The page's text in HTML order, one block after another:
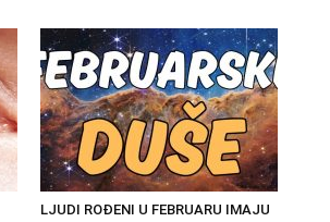
LJUDI ROĐENI U FEBRUARU IMAJU